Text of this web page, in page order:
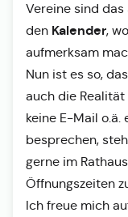
Vereine sind das
den Kalender,
aufmerksam
Nun ist es so,
auch die
keine E-Mail o.ä.
besprechen,
gerne im
Öffnungszeiten
Ich freue mich